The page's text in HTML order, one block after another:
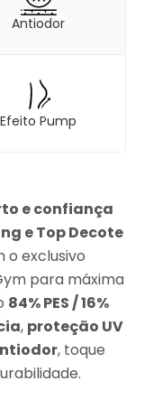
Antiodor
Efeito Pump
e confiança
e Top Decote
o exclusivo
para máxima
84% PES / 16%
, proteção UV
, toque